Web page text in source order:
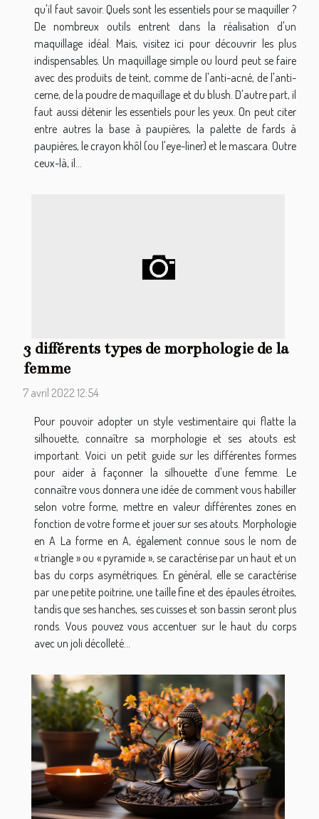
qu'il faut savoir. Quels sont les essentiels pour se maquiller ?
De nombreux outils entrent dans la réalisation d'un
maquillage idéal. Mais, visitez ici pour découvrir les plus
indispensables. Un maquillage simple ou lourd peut se faire
avec des produits de teint, comme de l'anti-acné, de l'anti-
cerne, de la poudre de maquillage et du blush. D'autre part, il
faut aussi détenir les essentiels pour les yeux. On peut citer
entre autres la base à paupières, la palette de fards à
paupières, le crayon khôl (ou l'eye-liner) et le mascara. Outre
ceux-là, il...
3 différents types de morphologie de la
femme
7 avril 2022 12:54
Pour pouvoir adopter un style vestimentaire qui flatte la
silhouette, connaître sa morphologie et ses atouts est
important. Voici un petit guide sur les différentes formes
pour aider à façonner la silhouette d'une femme. Le
connaître vous donnera une idée de comment vous habiller
selon votre forme, mettre en valeur différentes zones en
fonction de votre forme et jouer sur ses atouts. Morphologie
en A La forme en A, également connue sous le nom de
« triangle » ou « pyramide », se caractérise par un haut et un
bas du corps asymétriques. En général, elle se caractérise
par une petite poitrine, une taille fine et des épaules étroites,
tandis que ses hanches, ses cuisses et son bassin seront plus
ronds. Vous pouvez vous accentuer sur le haut du corps
avec un joli décolleté...